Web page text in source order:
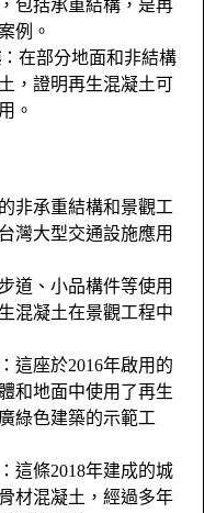
包括承重結構，是再
例。
：在部分地面和非結構
，證明再生混凝土可
。
非承重結構和景觀工
灣大型交通設施應用
道、小品構件等使用
混凝土在景觀工程中
：這座於2016年啟用的
和地面中使用了再生
綠色建築的示範工
這條2018年建成的城
材混凝土，經過多年